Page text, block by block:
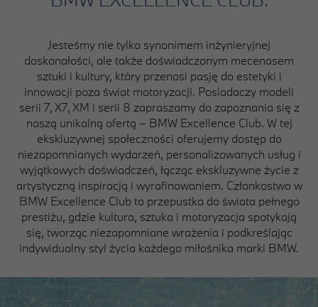
Jesteśmy nie tylko synonimem inżynieryjnej
doskonałości, ale także doświadczonym mecenasem
sztuki i kultury, który przenosi pasję do estetyki i
innowacji poza świat motoryzacji. Posiadaczy modeli
serii 7, X7, XM i serii 8 zapraszamy do zapoznania się z
naszą unikalną ofertą – BMW Excellence Club. W tej
ekskluzywnej społeczności oferujemy dostęp do
niezapomnianych wydarzeń, personalizowanych usług i
wyjątkowych doświadczeń, łącząc ekskluzywne życie z
artystyczną inspiracją i wyrafinowaniem. Członkostwo w
BMW Excellence Club to przepustka do świata pełnego
prestiżu, gdzie kultura, sztuka i motoryzacja spotykają
się, tworząc niezapomniane wrażenia i podkreślając
indywidualny styl życia każdego miłośnika marki BMW.